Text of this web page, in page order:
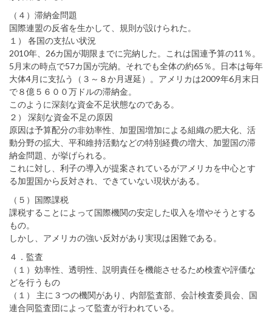
（４）滞納金問題
国際連盟の反省を生かして、規則が設けられた。
１） 各国の支払い状況
2010年、26カ国が期限までに完納した。これは国連予算の11％。
5月末の時点で57カ国が完納。それでも全体の約65％。日本は毎年
大体4月に支払う（３～８か月遅延）。アメリカは2009年6月末日
で８億５６００万ドルの滞納金。
このように深刻な資金不足状態なのである。
２） 深刻な資金不足の原因
原因は予算配分の非効率性、加盟国増加による組織の肥大化、活
動分野の拡大、平和維持活動などの特別経費の増大、加盟国の滞
納金問題、が挙げられる。
これに対し、利子の導入が提案されているがアメリカを中心とす
る加盟国から反対され、できていない現状がある。
（５）国際課税
課税することによって国際機関の安定した収入を増やそうとする
もの。
しかし、アメリカの強い反対があり実現は困難である。
４．監査
（１）効率性、透明性、説明責任を機能させるため検査や評価な
どを行うもの
（１） 主に３つの機関があり、内部監査部、会計検査委員会、国
連合同監査団によって監査が行われている。